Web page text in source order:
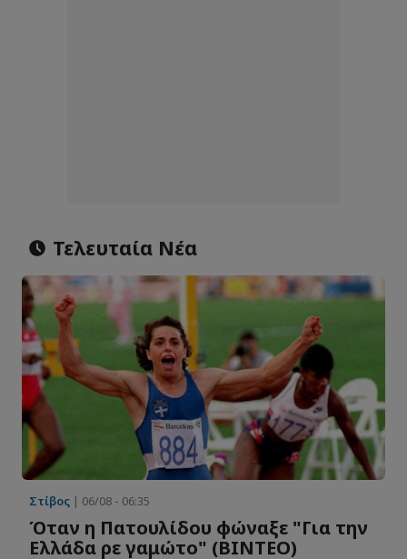
Τελευταία Νέα
Στίβος | 06/08 - 06:35
Όταν η Πατουλίδου φώναξε "Για την
Ελλάδα ρε γαμώτο" (ΒΙΝΤΕΟ)